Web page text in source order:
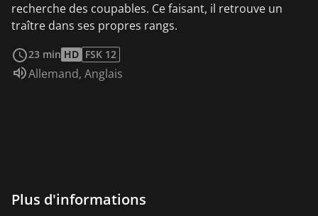
recherche des coupables. Ce faisant, il retrouve un
traître dans ses propres rangs.
23 min HD FSK 12
Audio :
Allemand, Anglais
Plus d'informations